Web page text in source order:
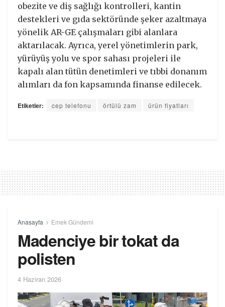
obezite ve diş sağlığı kontrolleri, kantin
destekleri ve gıda sektöründe şeker azaltmaya
yönelik AR-GE çalışmaları gibi alanlara
aktarılacak. Ayrıca, yerel yönetimlerin park,
yürüyüş yolu ve spor sahası projeleri ile
kapalı alan tütün denetimleri ve tıbbi donanım
alımları da fon kapsamında finanse edilecek.
Etiketler: cep telefonu örtülü zam ürün fiyatları
Anasayfa Emek Gündemi
Madenciye bir tokat da
polisten
4 Haziran 2026